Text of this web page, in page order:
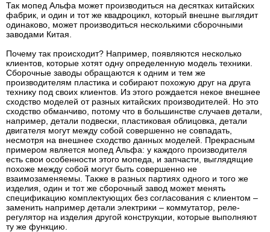
Так мопед Альфа может производиться на десятках китайских
фабрик, и один и тот же квадроцикл, который внешне выглядит
одинаково, может производиться несколькими сборочными
заводами Китая.
Почему так происходит? Например, появляются несколько
клиентов, которые хотят одну определенную модель техники.
Сборочные заводы обращаются к одним и тем же
производителям пластика и собирают похожую друг на друга
технику под своих клиентов. Из этого рождается некое внешнее
сходство моделей от разных китайских производителей. Но это
сходство обманчиво, потому что в большинстве случаев детали,
например, детали подвески, пластиковая облицовка, детали
двигателя могут между собой совершенно не совпадать,
несмотря на внешнее сходство данных моделей. Прекрасным
примером является мопед Альфа: у каждого производителя
есть свои особенности этого мопеда, и запчасти, выглядящие
похоже между собой могут быть совершенно не
взаимозаменяемы. Также в разных партиях одного и того же
изделия, один и тот же сборочный завод может менять
спецификацию комплектующих без согласования с клиентом –
заменить например детали электрики – коммутатор, реле-
регулятор на изделия другой конструкции, которые выполняют
ту же функцию.